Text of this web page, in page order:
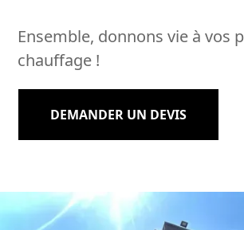
Ensemble, donnons vie à vos
chauffage !
DEMANDER UN DEVIS